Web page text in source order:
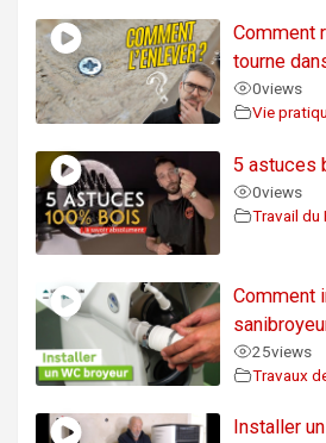
Comment
tourne
0views
Vie
5 astuces
0views
Travail du
Comment
25views
Travaux
Installer